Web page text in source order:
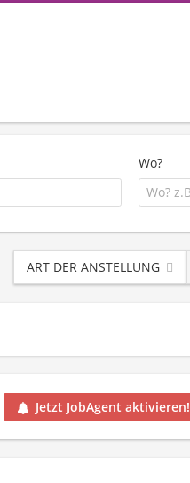
Wo?
ART DER ANSTELLUNG
Jetzt JobAgent aktivieren!